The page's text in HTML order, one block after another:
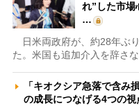
れ”した市場
…
日米両政府が、約28年ぶ
た。米国も追加介入を辞さ
「キオクシア急落で含
の成長につなげる4つの